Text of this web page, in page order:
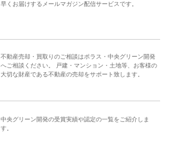
早くお届けするメールマガジン配信サービスです。
不動産売却・買取りのご相談はポラス・中央グリーン開発
へご相談ください。 戸建・マンション・土地等、お客様の
大切な財産である不動産の売却をサポート致します。
中央グリーン開発の受賞実績や認定の一覧をご紹介しま
す。